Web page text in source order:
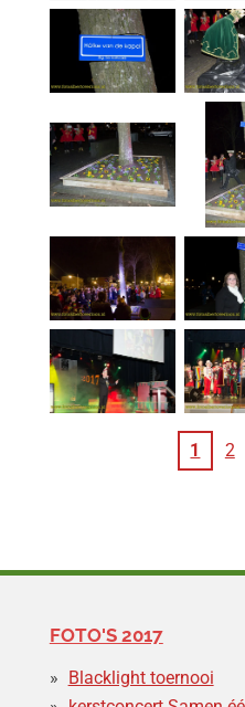
1 2
FOTO'S 2017
Blacklight toernooi